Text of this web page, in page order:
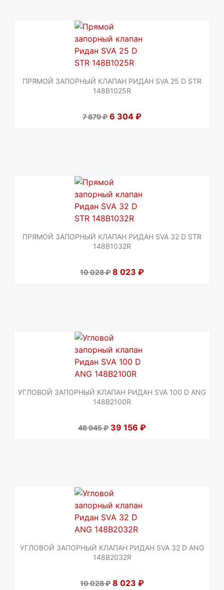
ПРЯМОЙ ЗАПОРНЫЙ КЛАПАН РИДАН SVA 25 D STR
148B1025R
7 879 ₽ 6 304 ₽
ПРЯМОЙ ЗАПОРНЫЙ КЛАПАН РИДАН SVA 32 D STR
148B1032R
10 028 ₽ 8 023 ₽
УГЛОВОЙ ЗАПОРНЫЙ КЛАПАН РИДАН SVA 100 D ANG
148B2100R
48 945 ₽ 39 156 ₽
УГЛОВОЙ ЗАПОРНЫЙ КЛАПАН РИДАН SVA 32 D ANG
148B2032R
10 028 ₽ 8 023 ₽